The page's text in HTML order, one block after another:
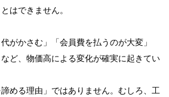
はできません。
がかさむ」「会員費を払うのが大変」
など、物価高による変化が確実に起きてい
める理由」ではありません。むしろ、工